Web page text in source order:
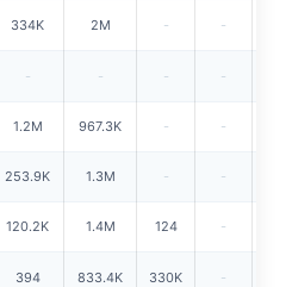
334K 2M - -
- - - -
1.2M 967.3K - -
253.9K 1.3M - -
120.2K 1.4M 124 -
394 833.4K 330K -